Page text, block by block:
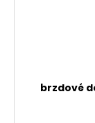
brzdové